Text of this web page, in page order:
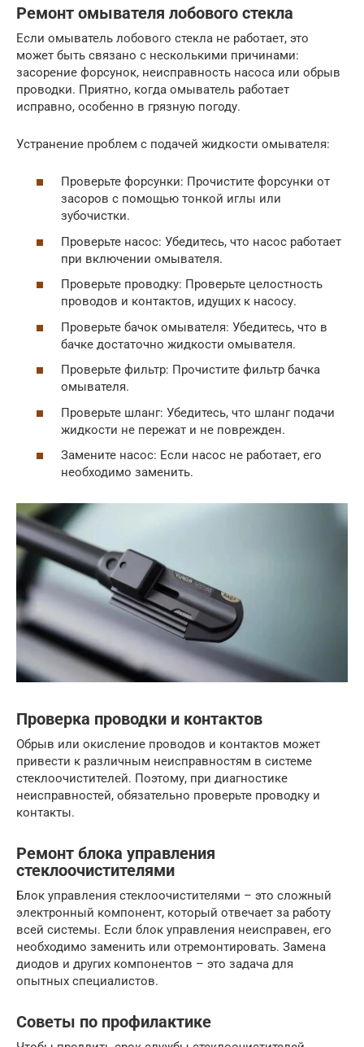
Ремонт омывателя лобового стекла
Если омыватель лобового стекла не работает, это
может быть связано с несколькими причинами:
засорение форсунок, неисправность насоса или обрыв
проводки. Приятно, когда омыватель работает
исправно, особенно в грязную погоду.
Устранение проблем с подачей жидкости омывателя:
Проверьте форсунки: Прочистите форсунки от
засоров с помощью тонкой иглы или
зубочистки.
Проверьте насос: Убедитесь, что насос работает
при включении омывателя.
Проверьте проводку: Проверьте целостность
проводов и контактов, идущих к насосу.
Проверьте бачок омывателя: Убедитесь, что в
бачке достаточно жидкости омывателя.
Проверьте фильтр: Прочистите фильтр бачка
омывателя.
Проверьте шланг: Убедитесь, что шланг подачи
жидкости не пережат и не поврежден.
Замените насос: Если насос не работает, его
необходимо заменить.
Проверка проводки и контактов
Обрыв или окисление проводов и контактов может
привести к различным неисправностям в системе
стеклоочистителей. Поэтому, при диагностике
неисправностей, обязательно проверьте проводку и
контакты.
Ремонт блока управления
стеклоочистителями
Блок управления стеклоочистителями – это сложный
электронный компонент, который отвечает за работу
всей системы. Если блок управления неисправен, его
необходимо заменить или отремонтировать. Замена
диодов и других компонентов – это задача для
опытных специалистов.
Советы по профилактике